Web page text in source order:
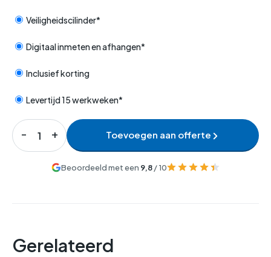
Veiligheidscilinder*
Digitaal inmeten en afhangen*
Inclusief korting
Levertijd 15 werkweken*
Toevoegen aan offerte
Beoordeeld met een 9,8/ 10
Gerelateerd